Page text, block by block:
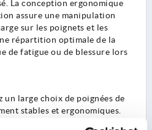
La conception ergonomique
assure une manipulation
sur les poignets et les
répartition optimale de la
de fatigue ou de blessure lors
un large choix de poignées de
stables et ergonomiques.